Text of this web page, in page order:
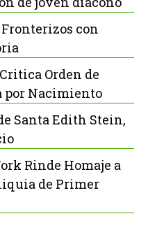
con
Orden de
por Nacimiento
Santa Edith Stein,
Rinde Homaje a
de Primer